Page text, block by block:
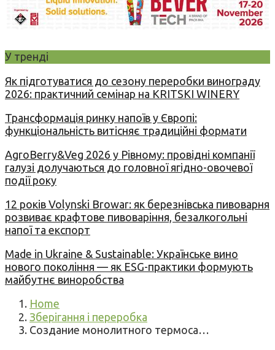
У тренді
Як підготуватися до сезону переробки винограду
2026: практичний семінар на KRITSKI WINERY
Трансформація ринку напоїв у Європі:
функціональність витісняє традиційні формати
AgroBerry&Veg 2026 у Рівному: провідні компанії
галузі долучаються до головної ягідно-овочевої
події року
12 років Volynski Browar: як березнівська пивоварня
розвиває крафтове пивоваріння, безалкогольні
напої та експорт
Made in Ukraine & Sustainable: Українське вино
нового покоління — як ESG-практики формують
майбутнє виноробства
Home
Зберігання і переробка
Создание монолитного термоса…